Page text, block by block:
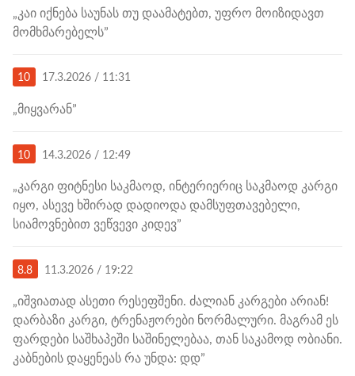
„კაი იქნება საუნას თუ დაამატებთ, უფრო მოიზიდავთ
მომხმარებელს”
10 17.3.2026 / 11:31
„მიყვარან”
10 14.3.2026 / 12:49
„კარგი ფიტნესი საკმაოდ, ინტერიერიც საკმაოდ კარგი
იყო, ასევე ხშირად დადიოდა დამსუფთავებელი,
სიამოვნებით ვეწვევი კიდევ”
8.8 11.3.2026 / 19:22
„იშვიათად ასეთი რესეფშენი. ძალიან კარგები არიან!
დარბაზი კარგი, ტრენაჟორები ნორმალური. მაგრამ ეს
ფარდები საშხაპეში საშინელებაა, თან საკამოდ ობიანი.
კაბნების დაყენეას რა უნდა: დდ”